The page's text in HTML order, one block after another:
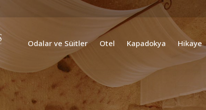
Odalar ve Süitler Otel Kapadokya Hikaye